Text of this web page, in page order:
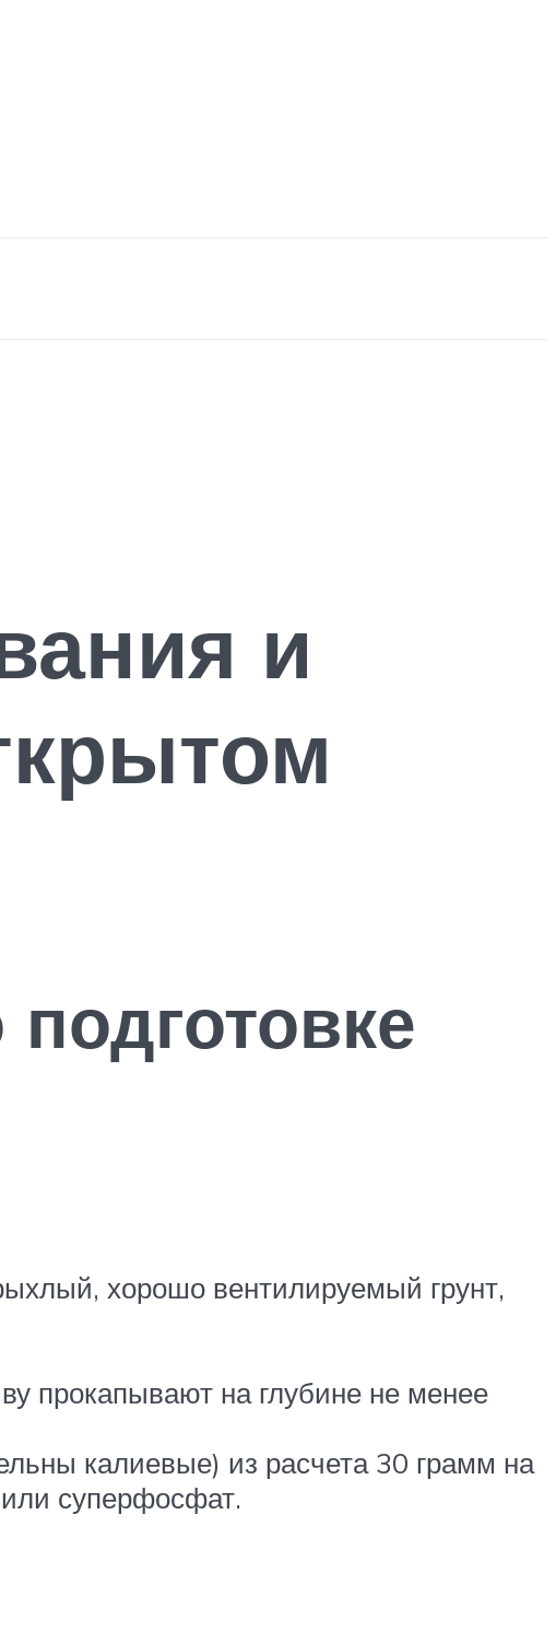
и
хорошо вентилируемый грунт,
прокапывают на глубине не менее
калиевые) из расчета 30 грамм на
суперфосфат.